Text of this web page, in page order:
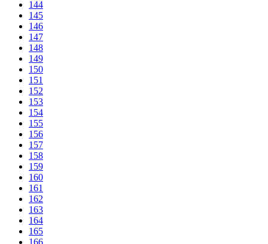
144
145
146
147
148
149
150
151
152
153
154
155
156
157
158
159
160
161
162
163
164
165
166